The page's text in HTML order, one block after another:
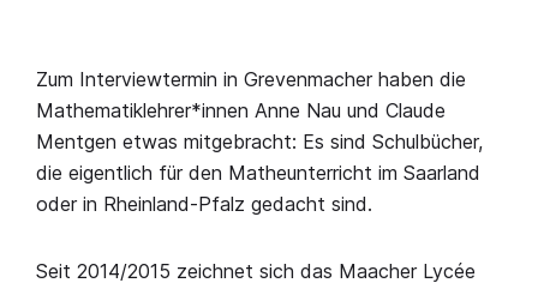
Zum Interviewtermin in Grevenmacher haben die
Mathematiklehrer*innen Anne Nau und Claude
Mentgen etwas mitgebracht: Es sind Schulbücher,
die eigentlich für den Matheunterricht im Saarland
oder in Rheinland-Pfalz gedacht sind.
Seit 2014/2015 zeichnet sich das Maacher Lycée